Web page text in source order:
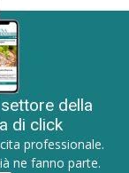
della
di click
professionale.
ne fanno parte.